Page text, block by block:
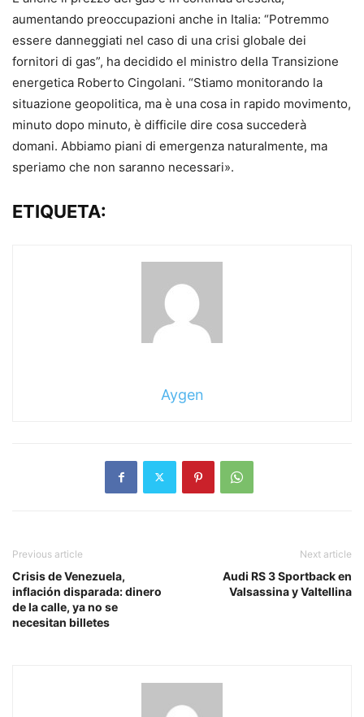
aumentando preoccupazioni anche in Italia: “Potremmo
essere danneggiati nel caso di una crisi globale dei
fornitori di gas”, ha decidido el ministro della Transizione
energetica Roberto Cingolani. “Stiamo monitorando la
situazione geopolitica, ma è una cosa in rapido movimento,
minuto dopo minuto, è difficile dire cosa succederà
domani. Abbiamo piani di emergenza naturalmente, ma
speriamo che non saranno necessari».
ETIQUETA:
Aygen
Previous article
Crisis de Venezuela,
inflación disparada: dinero
de la calle, ya no se
necesitan billetes
Next article
Audi RS 3 Sportback en
Valsassina y Valtellina